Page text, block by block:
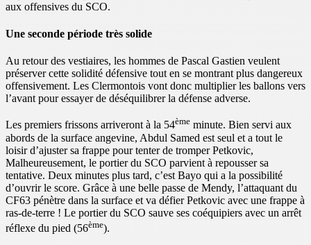
aux offensives du SCO.
Une seconde période très solide
Au retour des vestiaires, les hommes de Pascal Gastien veulent
préserver cette solidité défensive tout en se montrant plus dangereux
offensivement. Les Clermontois vont donc multiplier les ballons vers
l’avant pour essayer de déséquilibrer la défense adverse.
Les premiers frissons arriveront à la 54ème minute. Bien servi aux
abords de la surface angevine, Abdul Samed est seul et a tout le
loisir d’ajuster sa frappe pour tenter de tromper Petkovic,
Malheureusement, le portier du SCO parvient à repousser sa
tentative. Deux minutes plus tard, c’est Bayo qui a la possibilité
d’ouvrir le score. Grâce à une belle passe de Mendy, l’attaquant du
CF63 pénètre dans la surface et va défier Petkovic avec une frappe à
ras-de-terre ! Le portier du SCO sauve ses coéquipiers avec un arrêt
réflexe du pied (56ème).